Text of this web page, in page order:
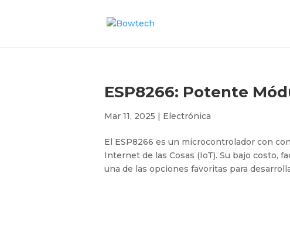
ESP8266: Potente
Mar 11, 2025 | Electrónica
El ESP8266 es un microcontrolador con
Internet de las Cosas (IoT). Su bajo costo,
una de las opciones favoritas para